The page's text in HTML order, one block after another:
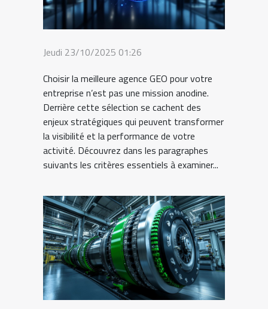
Jeudi 23/10/2025 01:26
Choisir la meilleure agence GEO pour votre
entreprise n’est pas une mission anodine.
Derrière cette sélection se cachent des
enjeux stratégiques qui peuvent transformer
la visibilité et la performance de votre
activité. Découvrez dans les paragraphes
suivants les critères essentiels à examiner...